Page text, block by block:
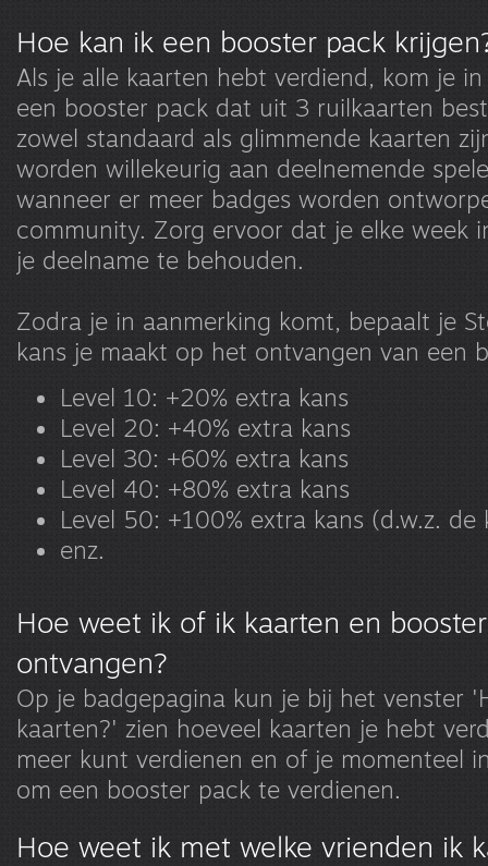
Hoe kan ik een booster pack
Als je alle kaarten hebt verdiend, kom je
een booster pack dat uit 3 ruilkaarten
zowel standaard als glimmende kaarten
worden willekeurig aan deelnemende
wanneer er meer badges worden
community. Zorg ervoor dat je elke week
je deelname te behouden.
Zodra je in aanmerking komt, bepaalt je
kans je maakt op het ontvangen van een
Level 10: +20% extra kans
Level 20: +40% extra kans
Level 30: +60% extra kans
Level 40: +80% extra kans
Level 50: +100% extra kans (d.w.z. de
enz.
Hoe weet ik of ik kaarten en
ontvangen?
Op je badgepagina kun je bij het venster
kaarten?' zien hoeveel kaarten je hebt
meer kunt verdienen en of je momenteel
om een booster pack te verdienen.
Hoe weet ik met welke vrienden ik